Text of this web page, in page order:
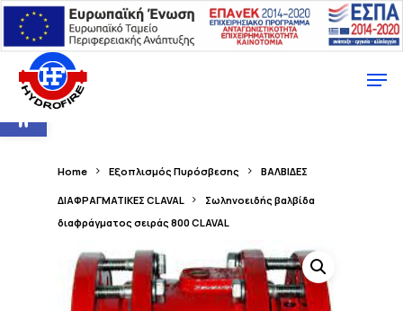
Ανοίξτε τη γραμμή εργαλείων
Home Εξοπλισμός Πυρόσβεσης ΒΑΛΒΙΔΕΣ
ΔΙΑΦΡΑΓΜΑΤΙΚΕΣ CLAVAL
Σωληνοειδής βαλβίδα
διαφράγματος σειράς 800 CLAVAL